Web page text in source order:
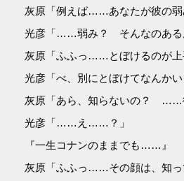
灰原「例えば……あなたが彼の
光彦「……弱み？ そんなのある
灰原「ふふっ……とぼけるのが
光彦「べ、別にとぼけてなんか
灰原「あら、知らないの？ ……
光彦「……え……？」
『一生コナンのままでも……』
灰原「ふふっ……その顔は、知